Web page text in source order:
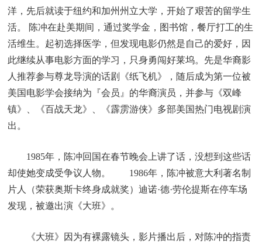
洋，先后就读于纽约和加州州立大学，开始了艰苦的留学生
活。 陈冲在赴美期间，通过奖学金，图书馆，餐厅打工的生
活维生。起初选择医学，但发现电影仍然是自己的爱好，因
此继续从事电影方面的学习，只身勇闯好莱坞。先是华裔影
人推荐参与尊龙导演的话剧《纸飞机》，随后成为第一位被
美国电影学会接纳为『会员』的华裔演员，并参与《双峰
镇》、《百战天龙》、《霹雳游侠》多部美国热门电视剧演
出。
1985年，陈冲回国在春节晚会上讲了话，没想到这些话
却使她变成受争议人物。 1986年，陈冲被意大利著名制
片人（荣获奥斯卡终身成就奖）迪诺·德·劳伦提斯在停车场
发现，被邀出演《大班》。
《大班》因为有裸露镜头，影片播出后，对陈冲的指责